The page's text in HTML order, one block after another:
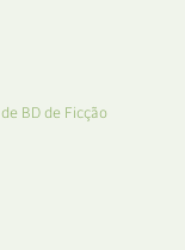
BD de Ficção